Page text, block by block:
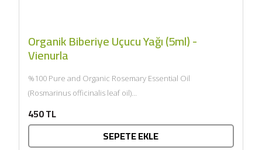
Organik Biberiye Uçucu Yağı (5ml) -
Vienurla
%100 Pure and Organic Rosemary Essential Oil
(Rosmarinus officinalis leaf oil)...
450 TL
SEPETE EKLE